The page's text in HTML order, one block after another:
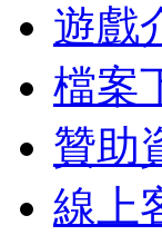
遊戲
檔案
贊助
線上